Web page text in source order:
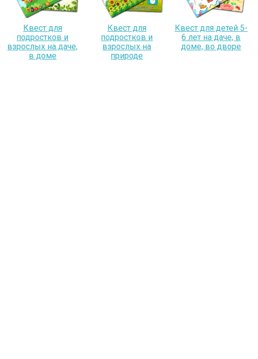
Квест для
подростков и
взрослых на даче,
в доме
Квест для
подростков и
взрослых на
природе
Квест для детей 5-
6 лет на даче, в
доме, во дворе